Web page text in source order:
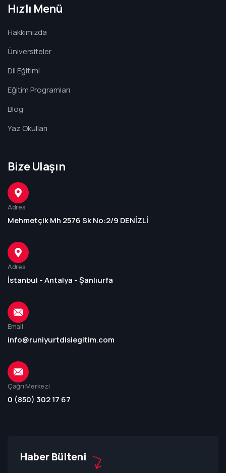
Hızlı Menü
Hakkımızda
Üniversiteler
Dil Eğitimi
Eğitim Programları
Blog
Yaz Okulları
Bize Ulaşın
Adres
Mehmetçik Mh 2576 Sk No:2/9 DENİZLİ
Adres
İstanbul - Antalya - Şanlıurfa
Email
info@runiyurtdisiegitim.com
Çağrı Merkezi
0 (850) 302 17 67
Haber Bülteni